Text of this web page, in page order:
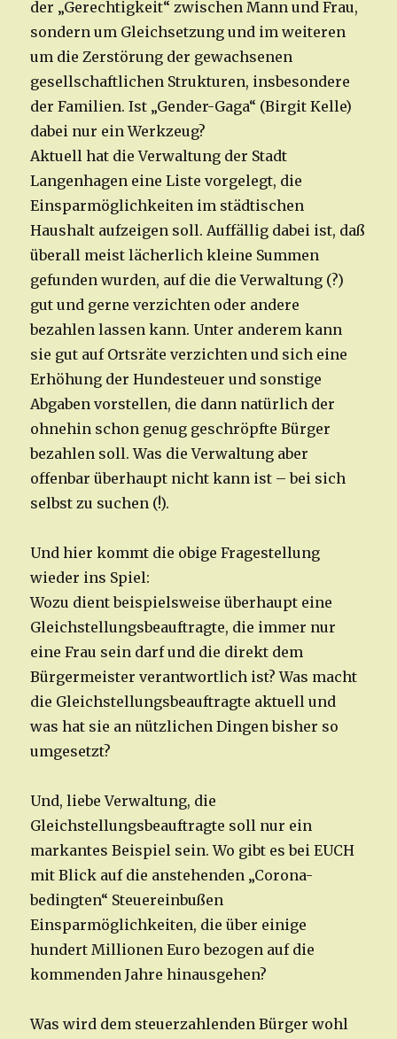
der „Gerechtigkeit“ zwischen Mann und Frau,
sondern um Gleichsetzung und im weiteren
um die Zerstörung der gewachsenen
gesellschaftlichen Strukturen, insbesondere
der Familien. Ist „Gender-Gaga“ (Birgit Kelle)
dabei nur ein Werkzeug?
Aktuell hat die Verwaltung der Stadt
Langenhagen eine Liste vorgelegt, die
Einsparmöglichkeiten im städtischen
Haushalt aufzeigen soll. Auffällig dabei ist, daß
überall meist lächerlich kleine Summen
gefunden wurden, auf die die Verwaltung (?)
gut und gerne verzichten oder andere
bezahlen lassen kann. Unter anderem kann
sie gut auf Ortsräte verzichten und sich eine
Erhöhung der Hundesteuer und sonstige
Abgaben vorstellen, die dann natürlich der
ohnehin schon genug geschröpfte Bürger
bezahlen soll. Was die Verwaltung aber
offenbar überhaupt nicht kann ist – bei sich
selbst zu suchen (!).
Und hier kommt die obige Fragestellung
wieder ins Spiel:
Wozu dient beispielsweise überhaupt eine
Gleichstellungsbeauftragte, die immer nur
eine Frau sein darf und die direkt dem
Bürgermeister verantwortlich ist? Was macht
die Gleichstellungsbeauftragte aktuell und
was hat sie an nützlichen Dingen bisher so
umgesetzt?
Und, liebe Verwaltung, die
Gleichstellungsbeauftragte soll nur ein
markantes Beispiel sein. Wo gibt es bei EUCH
mit Blick auf die anstehenden „Corona-
bedingten“ Steuereinbußen
Einsparmöglichkeiten, die über einige
hundert Millionen Euro bezogen auf die
kommenden Jahre hinausgehen?
Was wird dem steuerzahlenden Bürger wohl